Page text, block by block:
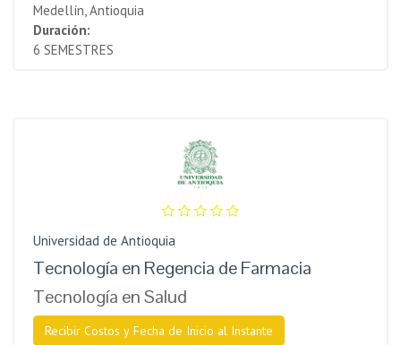
Medellín, Antioquia
Duración:
6 SEMESTRES
Universidad de Antioquia
Tecnología en Regencia de Farmacia
Tecnología en Salud
Recibir Costos y Fecha de Inicio al Instante